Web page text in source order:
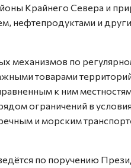
Крайнего Севера и
нефтепродуктами и
механизмов по
товарами
к ним
ограничений в
и морским
по поручению